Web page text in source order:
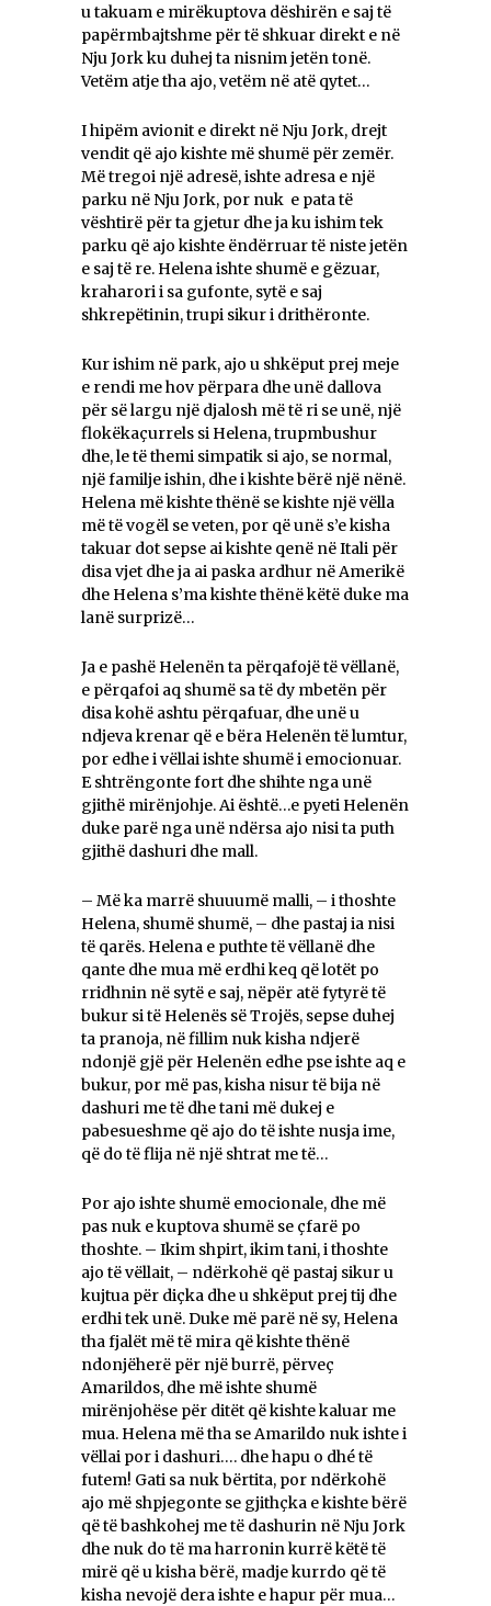
u takuam e mirëkuptova dëshirën e saj të
papërmbajtshme për të shkuar direkt e në
Nju Jork ku duhej ta nisnim jetën tonë.
Vetëm atje tha ajo, vetëm në atë qytet…
I hipëm avionit e direkt në Nju Jork, drejt
vendit që ajo kishte më shumë për zemër.
Më tregoi një adresë, ishte adresa e një
parku në Nju Jork, por nuk e pata të
vështirë për ta gjetur dhe ja ku ishim tek
parku që ajo kishte ëndërruar të niste jetën
e saj të re. Helena ishte shumë e gëzuar,
kraharori i sa gufonte, sytë e saj
shkrepëtinin, trupi sikur i drithëronte.
Kur ishim në park, ajo u shkëput prej meje
e rendi me hov përpara dhe unë dallova
për së largu një djalosh më të ri se unë, një
flokëkaçurrels si Helena, trupmbushur
dhe, le të themi simpatik si ajo, se normal,
një familje ishin, dhe i kishte bërë një nënë.
Helena më kishte thënë se kishte një vëlla
më të vogël se veten, por që unë s’e kisha
takuar dot sepse ai kishte qenë në Itali për
disa vjet dhe ja ai paska ardhur në Amerikë
dhe Helena s’ma kishte thënë këtë duke ma
lanë surprizë…
Ja e pashë Helenën ta përqafojë të vëllanë,
e përqafoi aq shumë sa të dy mbetën për
disa kohë ashtu përqafuar, dhe unë u
ndjeva krenar që e bëra Helenën të lumtur,
por edhe i vëllai ishte shumë i emocionuar.
E shtrëngonte fort dhe shihte nga unë
gjithë mirënjohje. Ai është…e pyeti Helenën
duke parë nga unë ndërsa ajo nisi ta puth
gjithë dashuri dhe mall.
– Më ka marrë shuuumë malli, – i thoshte
Helena, shumë shumë, – dhe pastaj ia nisi
të qarës. Helena e puthte të vëllanë dhe
qante dhe mua më erdhi keq që lotët po
rridhnin në sytë e saj, nëpër atë fytyrë të
bukur si të Helenës së Trojës, sepse duhej
ta pranoja, në fillim nuk kisha ndjerë
ndonjë gjë për Helenën edhe pse ishte aq e
bukur, por më pas, kisha nisur të bija në
dashuri me të dhe tani më dukej e
pabesueshme që ajo do të ishte nusja ime,
që do të flija në një shtrat me të…
Por ajo ishte shumë emocionale, dhe më
pas nuk e kuptova shumë se çfarë po
thoshte. – Ikim shpirt, ikim tani, i thoshte
ajo të vëllait, – ndërkohë që pastaj sikur u
kujtua për diçka dhe u shkëput prej tij dhe
erdhi tek unë. Duke më parë në sy, Helena
tha fjalët më të mira që kishte thënë
ndonjëherë për një burrë, përveç
Amarildos, dhe më ishte shumë
mirënjohëse për ditët që kishte kaluar me
mua. Helena më tha se Amarildo nuk ishte i
vëllai por i dashuri…. dhe hapu o dhé të
futem! Gati sa nuk bërtita, por ndërkohë
ajo më shpjegonte se gjithçka e kishte bërë
që të bashkohej me të dashurin në Nju Jork
dhe nuk do të ma harronin kurrë këtë të
mirë që u kisha bërë, madje kurrdo që të
kisha nevojë dera ishte e hapur për mua…